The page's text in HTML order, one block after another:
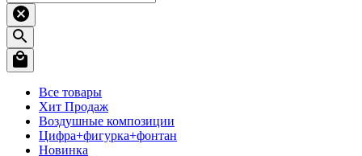
Все товары
Хит Продаж
Воздушные композиции
Цифра+фигурка+фонтан
Новинка